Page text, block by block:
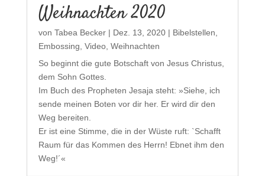
Weihnachten 2020
von Tabea Becker| Dez. 13, 2020| Bibelstellen,
Embossing, Video, Weihnachten
So beginnt die gute Botschaft von Jesus Christus,
dem Sohn Gottes.
Im Buch des Propheten Jesaja steht: »Siehe, ich
sende meinen Boten vor dir her. Er wird dir den
Weg bereiten.
Er ist eine Stimme, die in der Wüste ruft: `Schafft
Raum für das Kommen des Herrn! Ebnet ihm den
Weg!´«